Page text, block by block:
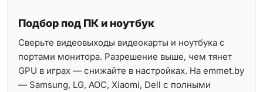
Подбор под ПК и ноутбук
Сверьте видеовыходы видеокарты и ноутбука с
портами монитора. Разрешение выше, чем тянет
GPU в играх — снижайте в настройках. На emmet.by
— Samsung, LG, AOC, Xiaomi, Dell с полными